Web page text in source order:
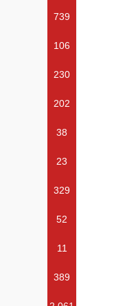
739
106
230
202
38
23
329
52
11
389